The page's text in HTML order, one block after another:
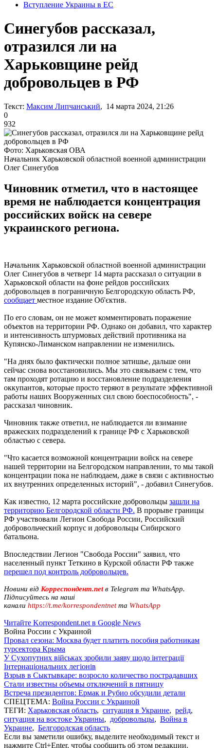
Вступление Украины в ЕС
Синегубов рассказал,
отразился ли на
Харьковщине рейд
добровольцев в РФ
Текст: Максим Липчанський, 14 марта 2024, 21:26
0
932
Фото: Харьковская ОВА
Начальник Харьковской областной военной администрации
Олег Синегубов
Чиновник отметил, что в настоящее
время не наблюдается концентрация
российских войск на севере
украинского региона.
Начальник Харьковской областной военной администрации
Олег Синегубов в четверг 14 марта рассказал о ситуации в
Харьковской области на фоне рейдов российских
добровольцев в пограничную Белгородскую область РФ,
сообщает местное издание Об'єктив.
По его словам, он не может комментировать поражение
объектов на территории РФ. Однако он добавил, что характер
и интенсивность штурмовых действий противника на
Купянско-Лиманском направлении не изменились.
"На днях было фактически полное затишье, дальше они
сейчас снова восстановились. Мы это связываем с тем, что
там проходят ротацию и восстановление подразделения
оккупантов, которые просто теряют в результате эффективной
работы наших Вооруженных сил свою боеспособность", -
рассказал чиновник.
Чиновник также ответил, не наблюдается ли взимание
вражеских подразделений к границе РФ с Харьковской
областью с севера.
"Что касается возможной концентрации войск на севере
нашей территории на Белгородском направлении, то мы такой
концентрации пока не наблюдаем, даже в связи с активностью
их внутренних определенных историй", - добавил Синегубов.
Как известно, 12 марта российские добровольцы зашли на
территорию Белгородской области РФ. В прорыве границы
РФ участвовали Легион Свобода России, Российский
добровольческий корпус и добровольцы Сибирского
батальона.
Впоследствии Легион "Свобода России" заявил, что
населенный пункт Теткино в Курской области РФ также
перешел под контроль добровольцев.
Новини від Корреспондент.netв Telegram та WhatsApp.
Підписуйтесь на наші
канали https://t.me/korrespondentnetта WhatsApp
Читайте Korrespondent.net в Google News
Война России с Украиной
Провал сезона: Москва будет платить пособия работникам
турсектора Крыма
У Сухопутних військах зробили заяву щодо інтеграції
Інтернаціональних легіонів
Взрыв в Сыктывкаре: возросло количество пострадавших
Стали известны объемы отключений в пятницу
Встреча президентов: Ермак и Рубио обсудили детали
СПЕЦТЕМА: Война России с Украиной
ТЕГИ: Харьковская область, ситуация в Украине, рейд,
ситуация на востоке Украины, добровольцы, Война в
Украине, Белгородская область
Если вы заметили ошибку, выделите необходимый текст и
нажмите Ctrl+Enter, чтобы сообщить об этом редакции.